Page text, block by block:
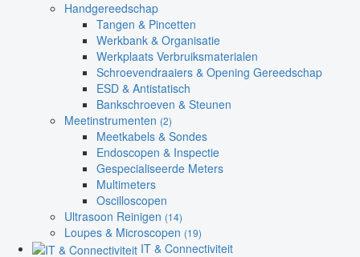
Handgereedschap
Tangen & Pincetten
Werkbank & Organisatie
Werkplaats Verbruiksmaterialen
Schroevendraaiers & Opening Gereedschap
ESD & Antistatisch
Bankschroeven & Steunen
Meetinstrumenten (2)
Meetkabels & Sondes
Endoscopen & Inspectie
Gespecialiseerde Meters
Multimeters
Oscilloscopen
Ultrasoon Reinigen (14)
Loupes & Microscopen (19)
IT & Connectiviteit